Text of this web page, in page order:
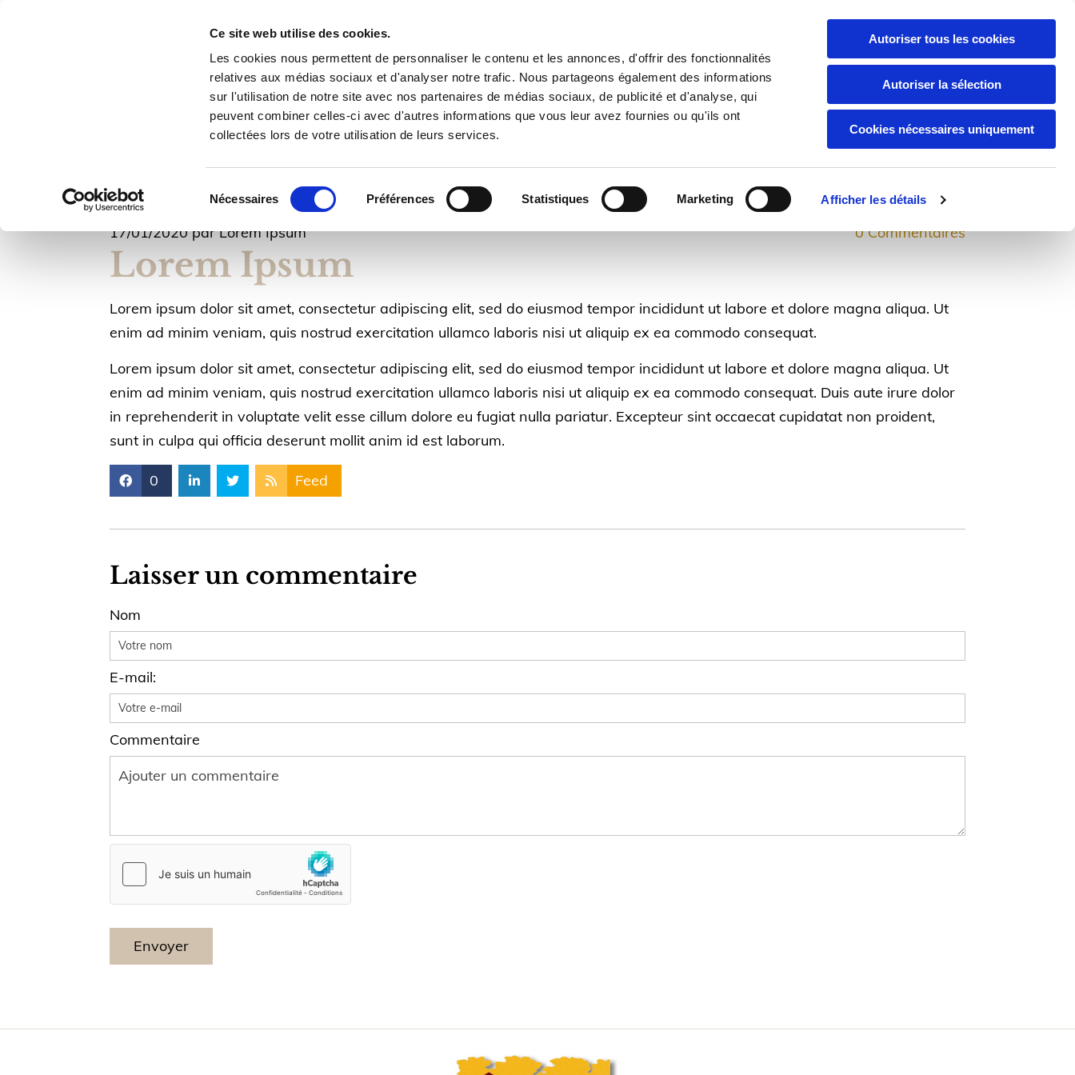
Ce site web utilise des cookies.
Les cookies nous permettent de personnaliser le contenu et les annonces, d'offrir des fonctionnalités
relatives aux médias sociaux et d'analyser notre trafic. Nous partageons également des informations
sur l'utilisation de notre site avec nos partenaires de médias sociaux, de publicité et d'analyse, qui
peuvent combiner celles-ci avec d'autres informations que vous leur avez fournies ou qu'ils ont
collectées lors de votre utilisation de leurs services.
du
Nécessaires Préférences Statistiques Marketing Afficher les détails
Autoriser tous les cookies
Autoriser la sélection
Cookies nécessaires uniquement
05 56 64 76 64
Nos prestations Nos réalisations Contact
17/01/2020par Lorem Ipsum 0Commentaires
Lorem Ipsum
Lorem ipsum dolor sit amet, consectetur adipiscing elit, sed do eiusmod tempor incididunt ut labore et dolore magna aliqua. Ut
enim ad minim veniam, quis nostrud exercitation ullamco laboris nisi ut aliquip ex ea commodo consequat.
Lorem ipsum dolor sit amet, consectetur adipiscing elit, sed do eiusmod tempor incididunt ut labore et dolore magna aliqua. Ut
enim ad minim veniam, quis nostrud exercitation ullamco laboris nisi ut aliquip ex ea commodo consequat. Duis aute irure dolor
in reprehenderit in voluptate velit esse cillum dolore eu fugiat nulla pariatur. Excepteur sint occaecat cupidatat non proident,
sunt in culpa qui officia deserunt mollit anim id est laborum.
0 Feed
Laisser un commentaire
Nom
E-mail:
Commentaire